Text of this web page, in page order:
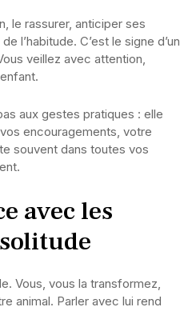
le rassurer, anticiper ses
l’habitude. C’est le signe d’un
veillez avec attention,
aux gestes pratiques : elle
encouragements, votre
souvent dans toutes vos
avec les
Vous, vous la transformez,
animal. Parler avec lui rend